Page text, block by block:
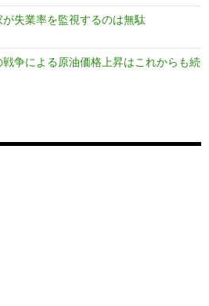
失業率を監視するのは無駄
争による原油価格上昇はこれからも続